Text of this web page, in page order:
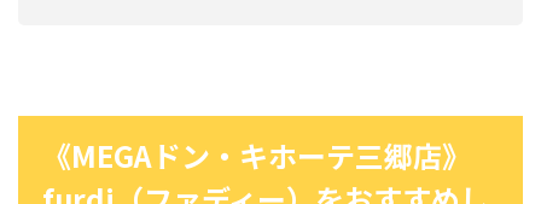
《MEGAドン・キホーテ三郷店》